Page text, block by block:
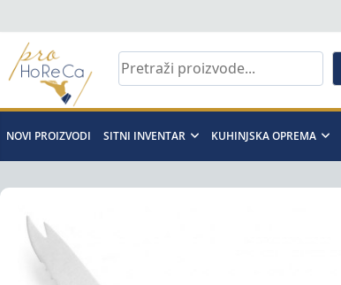
to
content
Pro
Horeca
d.o.o
Horeca
NOVI PROIZVODI SITNI INVENTAR KUHINJSKA OPREMA